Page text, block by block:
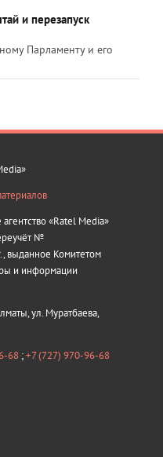
и перезапуск
Парламенту и его
«Ratel Media»
№
выданное Комитетом
и информации
ул. Муратбаева,
68 ;+7 (727) 970-96-68